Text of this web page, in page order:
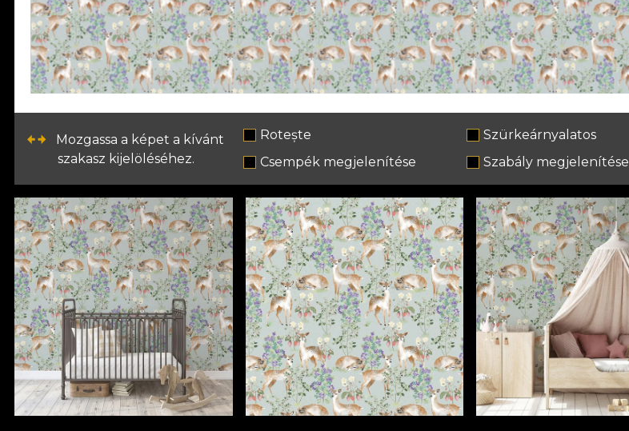
Mozgassa a képet a kívánt
szakasz kijelöléséhez.
Rotește
Szürkeárnyalatos
Csempék megjelenítése
Szabály megjelenítése